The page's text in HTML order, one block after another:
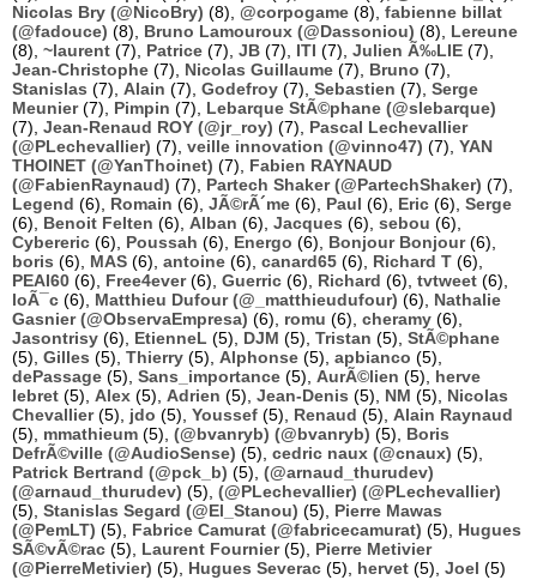
Nicolas Bry (@NicoBry) (8), @corpogame (8), fabienne billat
(@fadouce) (8), Bruno Lamouroux (@Dassoniou) (8), Lereune
(8), ~laurent (7), Patrice (7), JB (7), ITI (7), Julien Ã‰LIE (7),
Jean-Christophe (7), Nicolas Guillaume (7), Bruno (7),
Stanislas (7), Alain (7), Godefroy (7), Sebastien (7), Serge
Meunier(7), Pimpin (7), Lebarque StÃ©phane (@slebarque)
(7), Jean-Renaud ROY (@jr_roy) (7), Pascal Lechevallier
(@PLechevallier) (7), veille innovation (@vinno47) (7), YAN
THOINET (@YanThoinet) (7), Fabien RAYNAUD
(@FabienRaynaud) (7), Partech Shaker (@PartechShaker) (7),
Legend (6), Romain (6), JÃ©rÃ´me (6), Paul (6), Eric (6), Serge
(6), Benoit Felten (6), Alban (6), Jacques (6), sebou (6),
Cybereric (6), Poussah (6), Energo (6), Bonjour Bonjour(6),
boris (6), MAS (6), antoine (6), canard65 (6), Richard T (6),
PEAI60 (6), Free4ever(6), Guerric (6), Richard (6), tvtweet (6),
loÃ¯c (6), Matthieu Dufour (@_matthieudufour) (6), Nathalie
Gasnier (@ObservaEmpresa) (6), romu (6), cheramy (6),
Jasontrisy (6), EtienneL (5), DJM (5), Tristan (5), StÃ©phane
(5), Gilles (5), Thierry (5), Alphonse (5), apbianco (5),
dePassage (5), Sans_importance (5), AurÃ©lien (5), herve
lebret (5), Alex (5), Adrien (5), Jean-Denis (5), NM (5), Nicolas
Chevallier(5), jdo (5), Youssef (5), Renaud (5), Alain Raynaud
(5), mmathieum (5), (@bvanryb) (@bvanryb) (5), Boris
DefrÃ©ville (@AudioSense) (5), cedric naux (@cnaux) (5),
Patrick Bertrand (@pck_b) (5), (@arnaud_thurudev)
(@arnaud_thurudev) (5), (@PLechevallier) (@PLechevallier)
(5), Stanislas Segard (@El_Stanou) (5), Pierre Mawas
(@PemLT) (5), Fabrice Camurat (@fabricecamurat) (5), Hugues
SÃ©vÃ©rac (5), Laurent Fournier(5), Pierre Metivier
(@PierreMetivier) (5), Hugues Severac (5), hervet (5), Joel (5)